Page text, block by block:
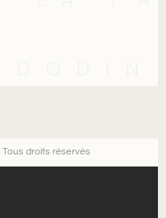
droits réservés